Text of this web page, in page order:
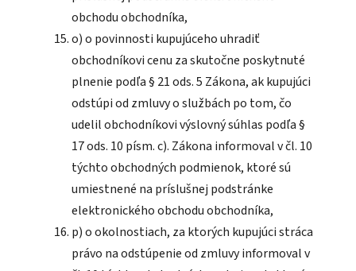
obchodu obchodníka,
o) o povinnosti kupujúceho uhradiť
obchodníkovi cenu za skutočne poskytnuté
plnenie podľa § 21 ods. 5 Zákona, ak kupujúci
odstúpi od zmluvy o službách po tom, čo
udelil obchodníkovi výslovný súhlas podľa §
17 ods. 10 písm. c). Zákona informoval v čl. 10
týchto obchodných podmienok, ktoré sú
umiestnené na príslušnej podstránke
elektronického obchodu obchodníka,
p) o okolnostiach, za ktorých kupujúci stráca
právo na odstúpenie od zmluvy informoval v